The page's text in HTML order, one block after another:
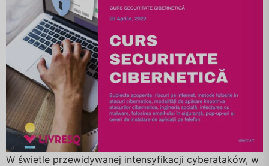
W świetle przewidywanej intensyfikacji cyberataków, w